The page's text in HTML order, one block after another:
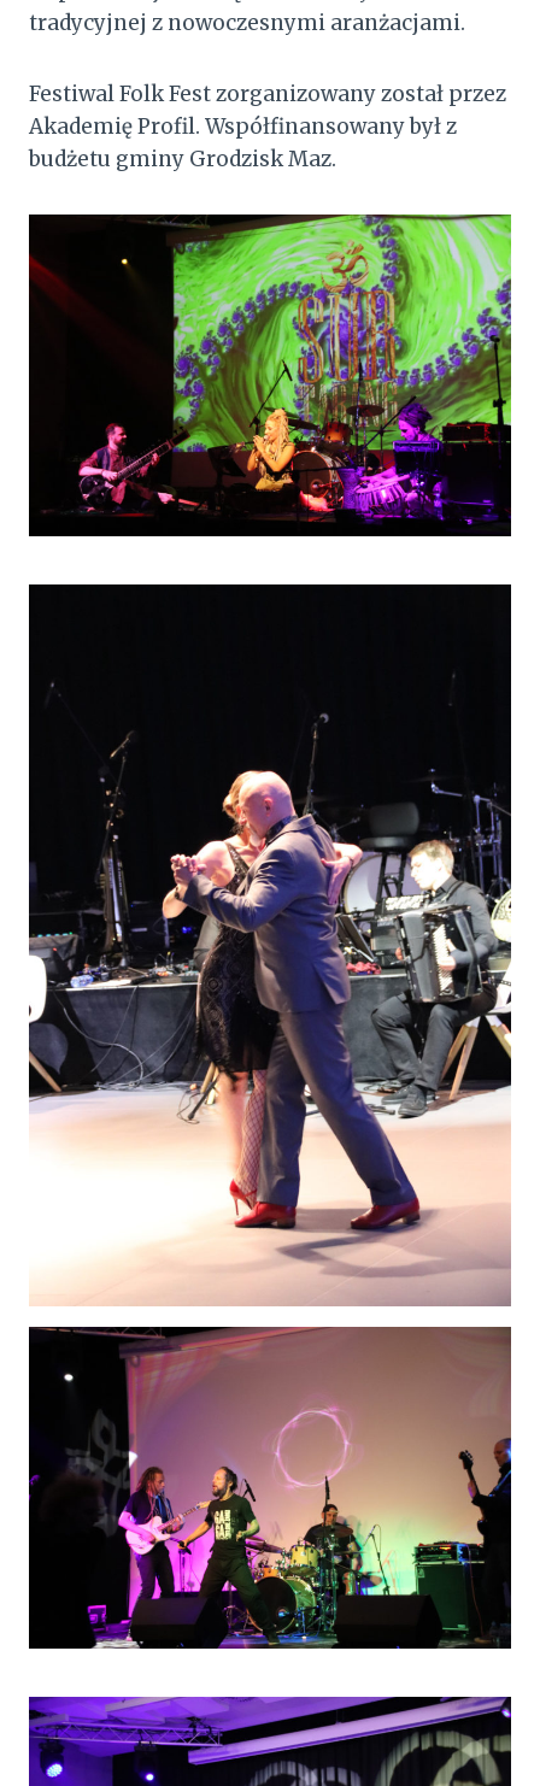
tradycyjnej z nowoczesnymi aranżacjami.
Festiwal Folk Fest zorganizowany został przez
Akademię Profil. Współfinansowany był z
budżetu gminy Grodzisk Maz.